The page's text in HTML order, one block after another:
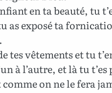
en ta beauté, tu
as exposé ta
tes vêtements et tu
à l’autre, et là tu
on ne le fera